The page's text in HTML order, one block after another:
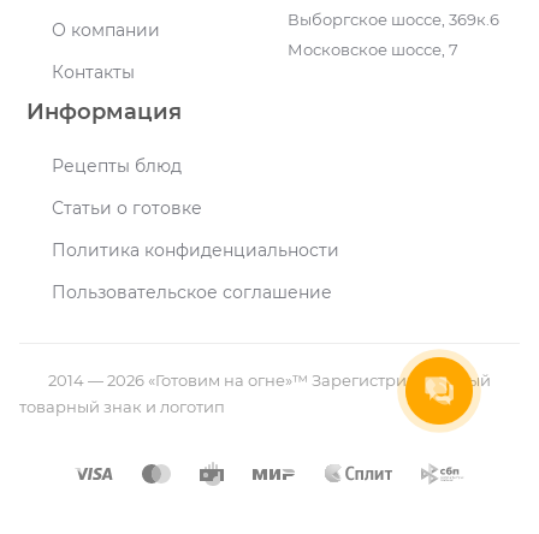
О компании
Контакты
Информация
Рецепты блюд
Статьи о готовке
Политика конфиденциальности
Пользовательское соглашение
Выборгское шоссе, 369к.6
Московское шоссе, 7
2014 — 2026 «Готовим на огне»™ Зарегистрированный
товарный знак и логотип